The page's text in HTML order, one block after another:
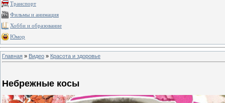
Транспорт
Фильмы и анимация
Хобби и образование
Юмор
Главная » Видео » Красота и здоровье
Небрежные косы